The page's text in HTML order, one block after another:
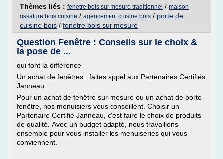
Thèmes liés : fenetre bois sur mesure traditionnel / maison
ossature bois cuisine / agencement cuisine bois / porte de
cuisine bois / fenetre bois sur mesure
Question Fenêtre : Conseils sur le choix &
la pose de ...
qui font la différence
Un achat de fenêtres : faites appel aux Partenaires Certifiés
Janneau
Pour un achat de fenêtre sur-mesure ou un achat de porte-
fenêtre, nos menuisiers vous conseillent. Choisir un
Partenaire Certifié Janneau, c'est faire le choix de produits
de qualité. Avec un budget adapté, nous travaillons
ensemble pour vous installer les menuiseries qui vous
conviennent.